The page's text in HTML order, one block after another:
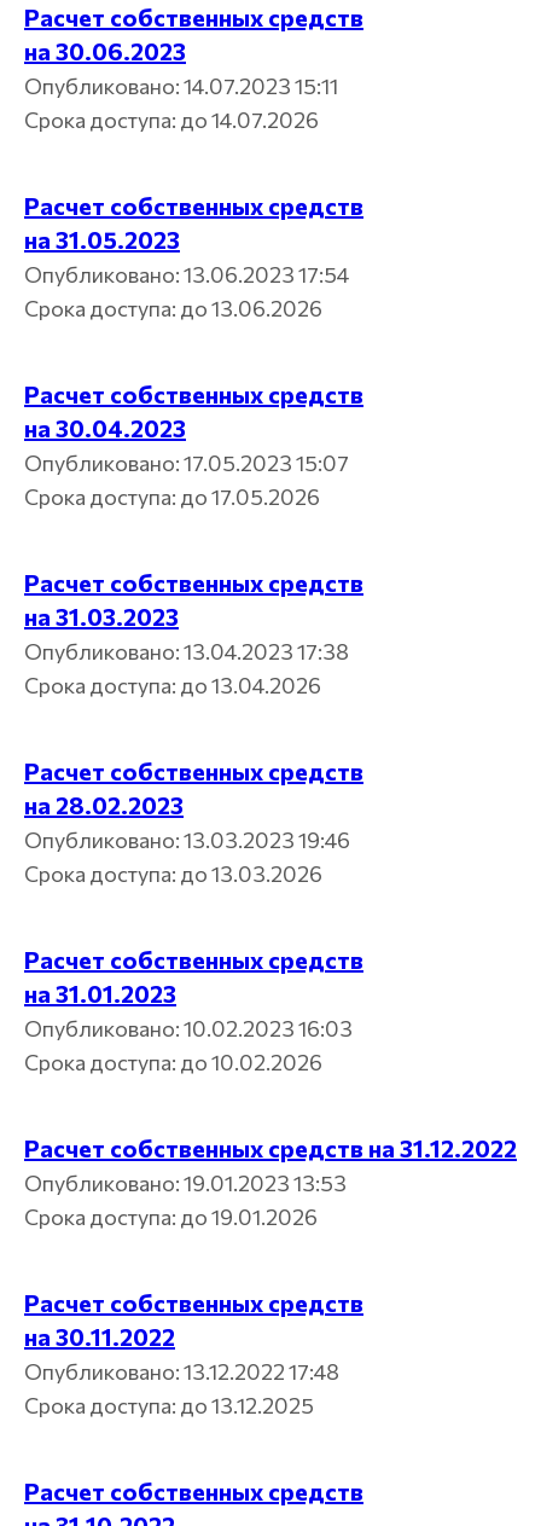
Расчет собственных средств
на 30.06.2023
Опубликовано: 14.07.2023 15:11
Срока доступа: до 14.07.2026
Расчет собственных средств
на 31.05.2023
Опубликовано: 13.06.2023 17:54
Срока доступа: до 13.06.2026
Расчет собственных средств
на 30.04.2023
Опубликовано: 17.05.2023 15:07
Срока доступа: до 17.05.2026
Расчет собственных средств
на 31.03.2023
Опубликовано: 13.04.2023 17:38
Срока доступа: до 13.04.2026
Расчет собственных средств
на 28.02.2023
Опубликовано: 13.03.2023 19:46
Срока доступа: до 13.03.2026
Расчет собственных средств
на 31.01.2023
Опубликовано: 10.02.2023 16:03
Срока доступа: до 10.02.2026
Расчет собственных средств на 31.12.2022
Опубликовано: 19.01.2023 13:53
Срока доступа: до 19.01.2026
Расчет собственных средств
на 30.11.2022
Опубликовано: 13.12.2022 17:48
Срока доступа: до 13.12.2025
Расчет собственных средств
Лицензия управляющей компании
на осуществление деятельности по управлению
info@wellmax.ru